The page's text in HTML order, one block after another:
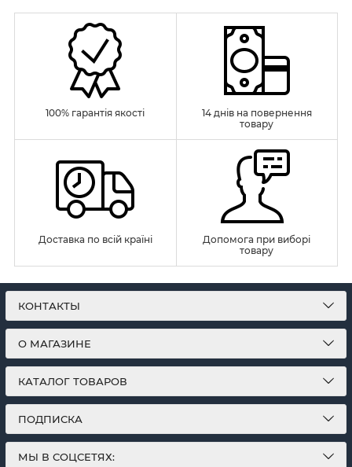
100% гарантія якості
14 днів на повернення
товару
Доставка по всій країні
Допомога при виборі
товару
КОНТАКТЫ
О МАГАЗИНЕ
КАТАЛОГ ТОВАРОВ
ПОДПИСКА
МЫ В СОЦСЕТЯХ: